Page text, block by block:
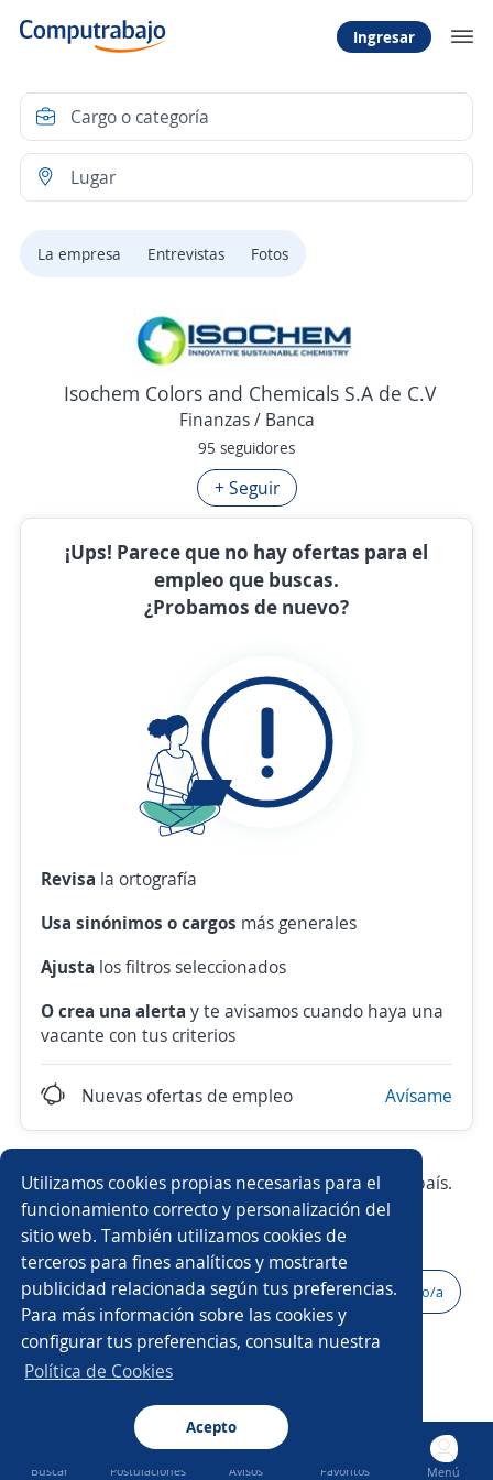
Utilizamos cookies propias necesarias para el
funcionamiento correcto y personalización del
sitio web. También utilizamos cookies de
terceros para fines analíticos y mostrarte
publicidad relacionada según tus preferencias.
Para más información sobre las cookies y
configurar tus preferencias, consulta nuestra
Política de Cookies
Acepto
Ingresar
Buscar Postulaciones Avisos Favoritos Menú
La empresa Entrevistas Fotos
Isochem Colors and Chemicals S.A de C.V
Finanzas / Banca
95 seguidores
+ Seguir
¡Ups! Parece que no hay ofertas para el
empleo que buscas.
¿Probamos de nuevo?
Revisa la ortografía
Usa sinónimos o cargos más generales
Ajusta los filtros seleccionados
O crea una alerta y te avisamos cuando haya una
vacante con tus criterios
Nuevas ofertas de empleo Avísame
Prueba con los empleos más demandados del país.
Asesor/a de ventas Ejecutivo/a de ventas
Gerente tienda Vendedor/a Oficial Cajero/a
Vendedor campo Mercaderista Ejecutivo/a